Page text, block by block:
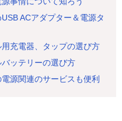
ACアダプター＆電源タ
充電器、タップの選び方
ッテリーの選び方
源関連のサービスも便利